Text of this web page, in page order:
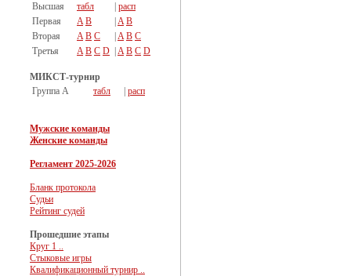
Высшая
табл
расп
Первая
A B A B
Вторая
A B C A B C
Третья
A B C D A B C D
МИКСТ-турнир
Группа А
табл расп
Мужские команды
Женские команды
Регламент 2025-2026
Бланк протокола
Судьи
Рейтинг судей
Прошедшие этапы
Круг 1 ..
Стыковые игры
Квалификационный турнир ..